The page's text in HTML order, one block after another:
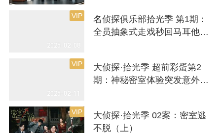
2025-02-08
VIP
名侦探俱乐部拾光季 第1期：
全员抽象式走戏秒回马耳他？
2025-02-11
VIP
大侦探·拾光季 超前彩蛋第2
期：神秘密室体验突发意外？
VIP
大侦探·拾光季 02案：密室逃
不脱（上）